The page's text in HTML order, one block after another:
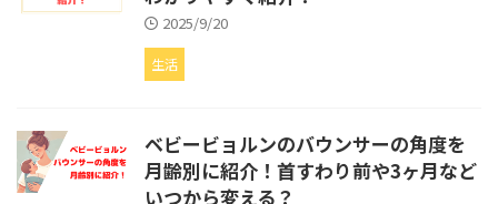
2025/9/20
生活
ベビービョルンのバウンサーの角度を
月齢別に紹介！首すわり前や3ヶ月など
いつから変える？